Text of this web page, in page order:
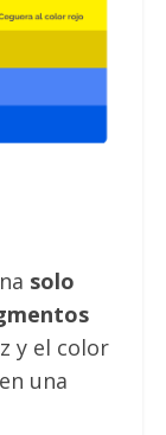
solo
y el color
una